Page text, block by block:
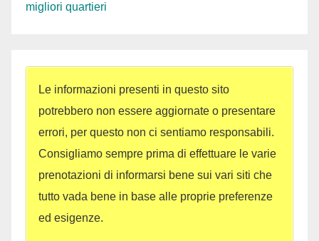
migliori quartieri
Le informazioni presenti in questo sito
potrebbero non essere aggiornate o presentare
errori, per questo non ci sentiamo responsabili.
Consigliamo sempre prima di effettuare le varie
prenotazioni di informarsi bene sui vari siti che
tutto vada bene in base alle proprie preferenze
ed esigenze.